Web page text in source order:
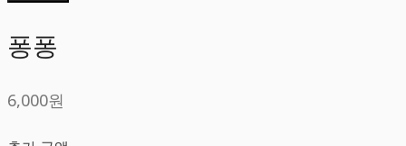
퐁퐁
6,000원